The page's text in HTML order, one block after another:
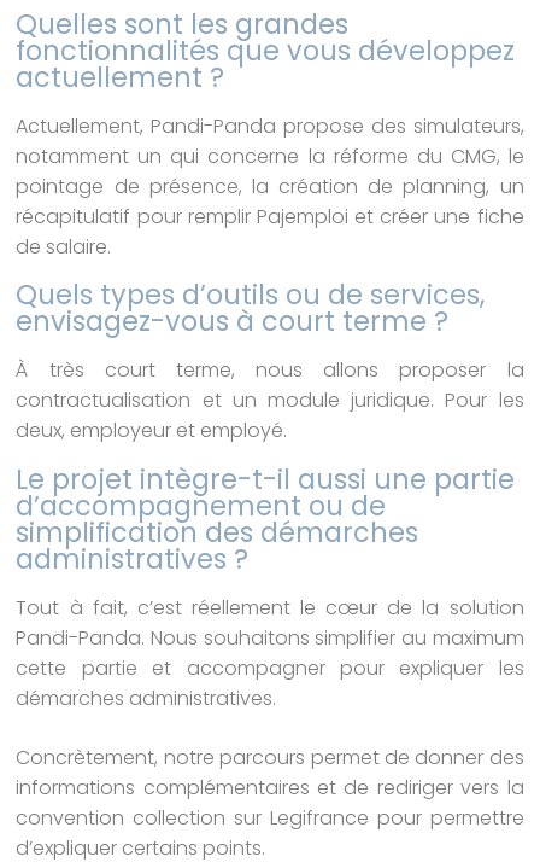
Quelles sont les grandes
fonctionnalités que vous développez
actuellement ?
Actuellement, Pandi-Panda propose des simulateurs,
notamment un qui concerne la réforme du CMG, le
pointage de présence, la création de planning, un
récapitulatif pour remplir Pajemploi et créer une fiche
de salaire.
Quels types d’outils ou de services,
envisagez-vous à court terme ?
À très court terme, nous allons proposer la
contractualisation et un module juridique. Pour les
deux, employeur et employé.
Le projet intègre-t-il aussi une partie
d’accompagnement ou de
simplification des démarches
administratives ?
Tout à fait, c’est réellement le cœur de la solution
Pandi-Panda. Nous souhaitons simplifier au maximum
cette partie et accompagner pour expliquer les
démarches administratives.
Concrètement, notre parcours permet de donner des
informations complémentaires et de rediriger vers la
convention collection sur Legifrance pour permettre
d’expliquer certains points.